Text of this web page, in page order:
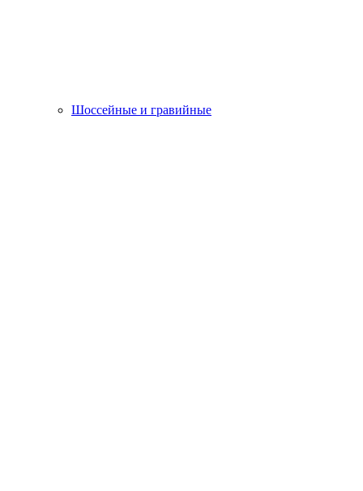
Шоссейные и гравийные